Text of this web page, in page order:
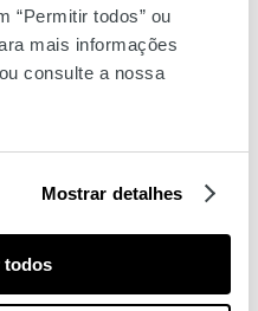
“Permitir todos” ou
mais informações
consulte a nossa
Mostrar detalhes
todos
Previous Next